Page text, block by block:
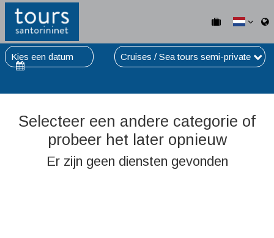
Kies een datum Cruises / Sea tours semi-private
Selecteer een andere categorie of
probeer het later opnieuw
Er zijn geen diensten gevonden